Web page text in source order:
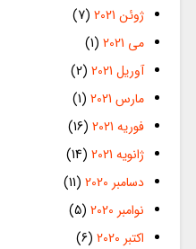
ژوئن 2021
(7)
می 2021
(1)
آوریل 2021
(2)
مارس 2021
(1)
فوریه 2021
(16)
ژانویه 2021
(14)
دسامبر 2020
(11)
نوامبر 2020
(5)
اکتبر 2020
(6)